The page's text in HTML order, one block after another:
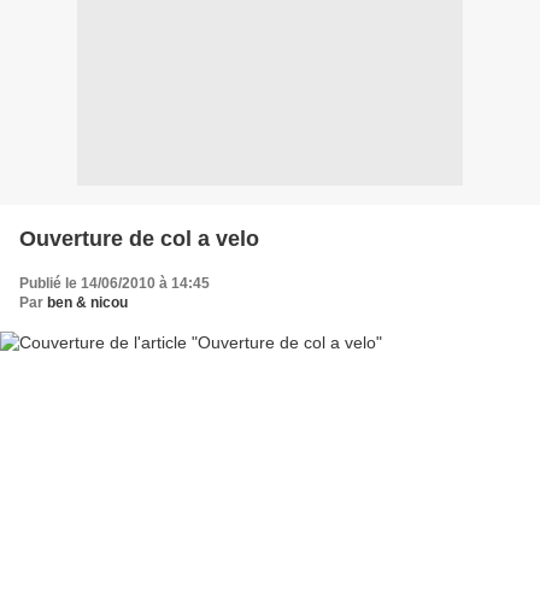
Ouverture de col a velo
Publié le 14/06/2010 à 14:45
Par ben & nicou